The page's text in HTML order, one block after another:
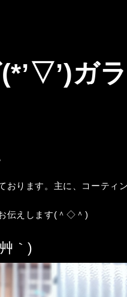
ガ
ります。主に、コーティ
伝えします(＾◇＾)
｀)